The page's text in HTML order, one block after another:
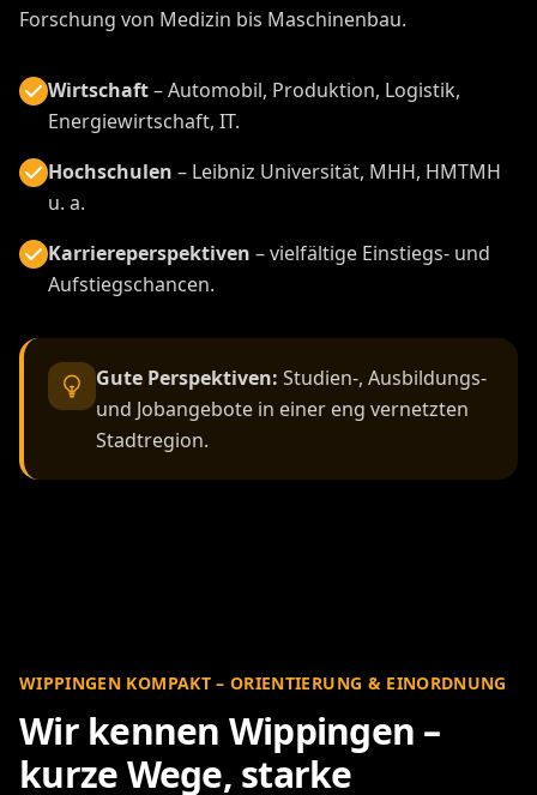
Forschung von Medizin bis Maschinenbau.
Wirtschaft– Automobil, Produktion, Logistik,
Energiewirtschaft, IT.
Hochschulen – Leibniz Universität, MHH, HMTMH
u. a.
Karriereperspektiven – vielfältige Einstiegs- und
Aufstiegschancen.
Gute Perspektiven: Studien-, Ausbildungs-
und Jobangebote in einer eng vernetzten
Stadtregion.
WIPPINGEN KOMPAKT – ORIENTIERUNG & EINORDNUNG
Wir kennen Wippingen –
kurze Wege, starke